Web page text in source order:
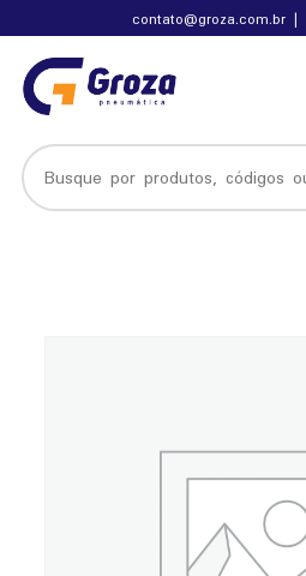
contato@groza.com.br |